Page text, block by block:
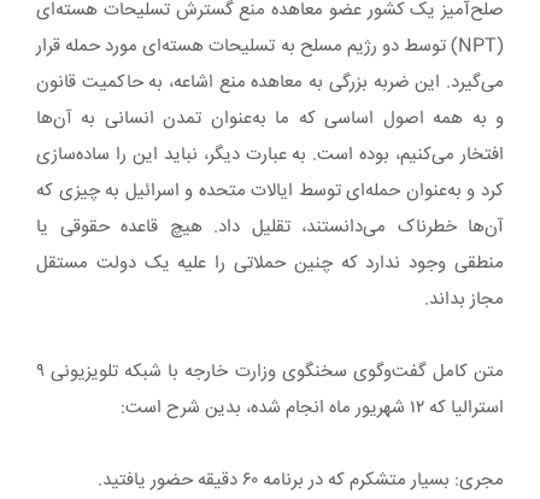
صلح‌آمیز یک کشور عضو معاهده منع گسترش تسلیحات هسته‌ای
(NPT) توسط دو رژیم مسلح به تسلیحات هسته‌ای مورد حمله قرار
می‌گیرد. این ضربه بزرگی به معاهده منع اشاعه، به حاکمیت قانون
و به همه اصول اساسی که ما به‌عنوان تمدن انسانی به آن‌ها
افتخار می‌کنیم، بوده است. به عبارت دیگر، نباید این را ساده‌سازی
کرد و به‌عنوان حمله‌ای توسط ایالات متحده و اسرائیل به چیزی که
آن‌ها خطرناک می‌دانستند، تقلیل داد. هیچ قاعده حقوقی یا
منطقی وجود ندارد که چنین حملاتی را علیه یک دولت مستقل
مجاز بداند.
متن کامل گفت‌وگوی سخنگوی وزارت خارجه با شبکه تلویزیونی ۹
استرالیا که ۱۲ شهریور ماه انجام شده، بدین شرح است:
مجری: بسیار متشکرم که در برنامه ۶۰ دقیقه حضور یافتید.